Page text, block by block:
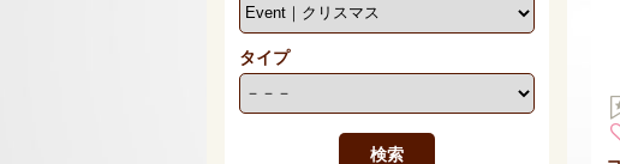
タイプ